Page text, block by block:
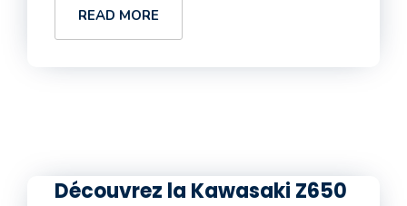
READ MORE
Découvrez la Kawasaki Z650